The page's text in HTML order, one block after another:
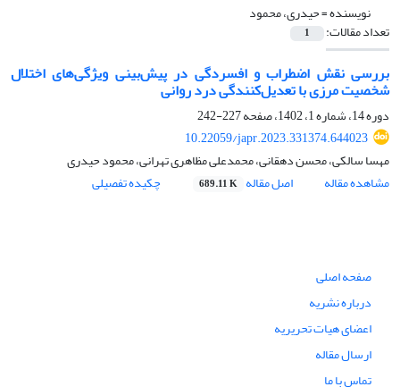
نویسنده =حیدری، محمود
تعداد مقالات: 1
بررسی نقش اضطراب و افسردگی در پیش‌بینی ویژگی‌های اختلال
شخصیت مرزی با تعدیل‌کنندگی درد روانی
دوره 14، شماره 1، 1402، صفحه
227-242
10.22059/japr.2023.331374.644023
مهسا سالکی، محسن دهقانی، محمدعلی مظاهری تهرانی، محمود حیدری
مشاهده مقاله
اصل مقاله 689.11 K چکیده تفصیلی
صفحه اصلی
درباره نشریه
اعضای هیات تحریریه
ارسال مقاله
تماس با ما